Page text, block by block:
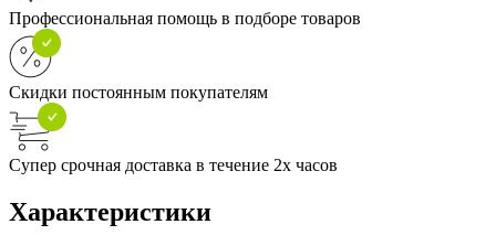
Профессиональная помощь в подборе товаров
Скидки постоянным покупателям
Супер срочная доставка в течение 2х часов
Характеристики